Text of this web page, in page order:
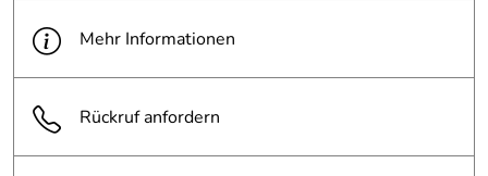
langlebiger, starker Abfallsackhalter
Hinweis:Abfallsack und Ständer nicht im Lieferumfang
Mehr Informationen
Rückruf anfordern